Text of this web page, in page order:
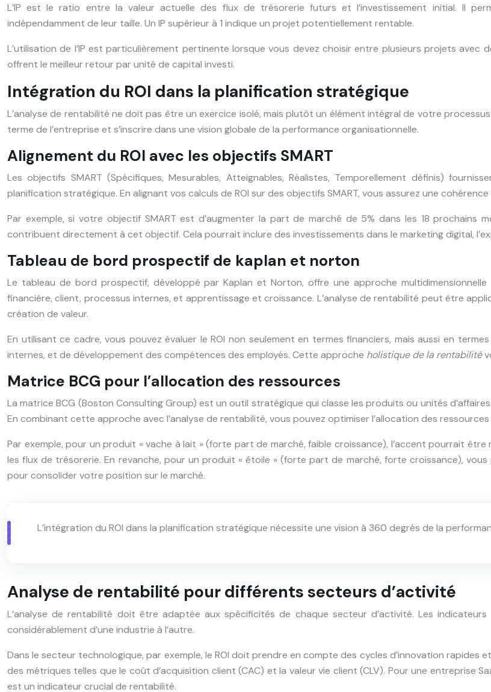
L’IP est le ratio entre la valeur actuelle des flux de trésorerie futurs et l’investissement initial. Il
indépendamment de leur taille. Un IP supérieur à 1 indique un projet potentiellement rentable.
L’utilisation de l’IP est particulièrement pertinente lorsque vous devez choisir entre plusieurs projets
offrent le meilleur retour par unité de capital investi.
Intégration du ROI dans la planification stratégique
L’analyse de rentabilité ne doit pas être un exercice isolé, mais plutôt un élément intégral de votre
terme de l’entreprise et s’inscrire dans une vision globale de la performance organisationnelle.
Alignement du ROI avec les objectifs SMART
Les objectifs SMART (Spécifiques, Mesurables, Atteignables, Réalistes, Temporellement définis)
planification stratégique. En alignant vos calculs de ROI sur des objectifs SMART, vous assurez une
Par exemple, si votre objectif SMART est d’augmenter la part de marché de 5% dans les 18 prochains
contribuent directement à cet objectif. Cela pourrait inclure des investissements dans le marketing digital,
Tableau de bord prospectif de kaplan et norton
Le tableau de bord prospectif, développé par Kaplan et Norton, offre une approche
financière, client, processus internes, et apprentissage et croissance. L’analyse de rentabilité peut être
création de valeur.
En utilisant ce cadre, vous pouvez évaluer le ROI non seulement en termes financiers, mais aussi en
internes, et de développement des compétences des employés. Cette approche holistique de la rentabilité
Matrice BCG pour l’allocation des ressources
La matrice BCG (Boston Consulting Group) est un outil stratégique qui classe les produits ou unités
En combinant cette approche avec l’analyse de rentabilité, vous pouvez optimiser l’allocation des
Par exemple, pour un produit « vache à lait » (forte part de marché, faible croissance), l’accent pourrait
les flux de trésorerie. En revanche, pour un produit « étoile » (forte part de marché, forte croissance),
pour consolider votre position sur le marché.
L’intégration du ROI dans la planification stratégique nécessite une vision à 360 degrés de la
Analyse de rentabilité pour différents secteurs d’activité
L’analyse de rentabilité doit être adaptée aux spécificités de chaque secteur d’activité. Les
considérablement d’une industrie à l’autre.
Dans le secteur technologique, par exemple, le ROI doit prendre en compte des cycles d’innovation rapides
des métriques telles que le coût d’acquisition client (CAC) et la valeur vie client (CLV). Pour une entreprise
est un indicateur crucial de rentabilité.